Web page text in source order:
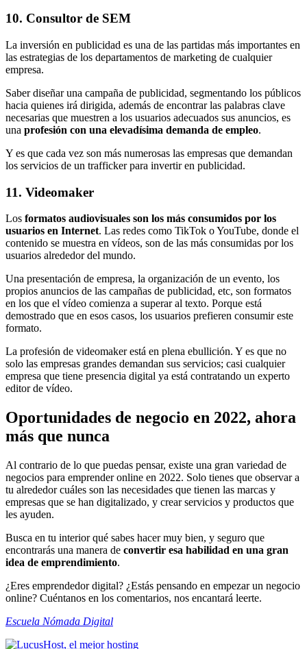
10. Consultor de SEM
La inversión en publicidad es una de las partidas más importantes en
las estrategias de los departamentos de marketing de cualquier
empresa.
Saber diseñar una campaña de publicidad, segmentando los públicos
hacia quienes irá dirigida, además de encontrar las palabras clave
necesarias que muestren a los usuarios adecuados sus anuncios, es
una profesión con una elevadísima demanda de empleo.
Y es que cada vez son más numerosas las empresas que demandan
los servicios de un trafficker para invertir en publicidad.
11. Videomaker
Los formatos audiovisuales son los más consumidos por los
usuarios en Internet. Las redes como TikTok o YouTube, donde el
contenido se muestra en vídeos, son de las más consumidas por los
usuarios alrededor del mundo.
Una presentación de empresa, la organización de un evento, los
propios anuncios de las campañas de publicidad, etc, son formatos
en los que el vídeo comienza a superar al texto. Porque está
demostrado que en esos casos, los usuarios prefieren consumir este
formato.
La profesión de videomaker está en plena ebullición. Y es que no
solo las empresas grandes demandan sus servicios; casi cualquier
empresa que tiene presencia digital ya está contratando un experto
editor de vídeo.
Oportunidades de negocio en 2022, ahora
más que nunca
Al contrario de lo que puedas pensar, existe una gran variedad de
negocios para emprender online en 2022. Solo tienes que observar a
tu alrededor cuáles son las necesidades que tienen las marcas y
empresas que se han digitalizado, y crear servicios y productos que
les ayuden.
Busca en tu interior qué sabes hacer muy bien, y seguro que
encontrarás una manera de convertir esa habilidad en una gran
idea de emprendimiento.
¿Eres emprendedor digital? ¿Estás pensando en empezar un negocio
online? Cuéntanos en los comentarios, nos encantará leerte.
Escuela Nómada Digital